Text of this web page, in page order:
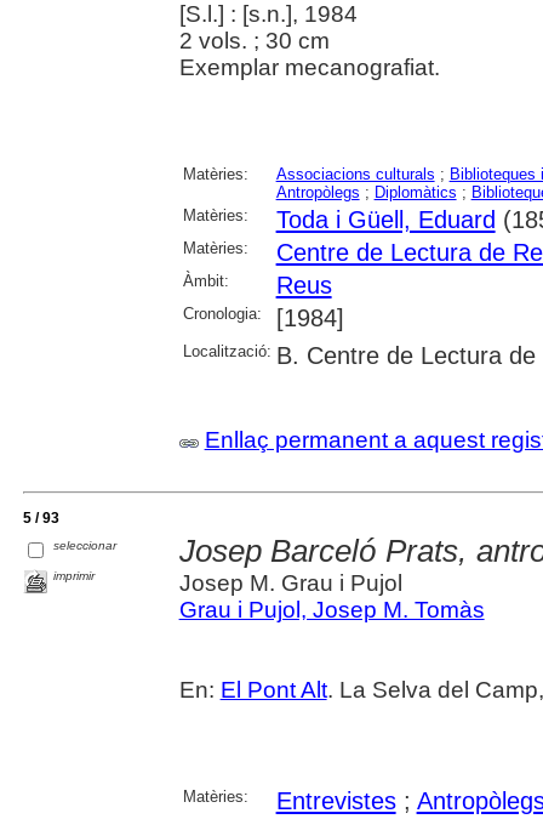
[S.l.] : [s.n.], 1984
2 vols. ; 30 cm
Exemplar mecanografiat.
Matèries: Associacions culturals ; Biblioteques
Antropòlegs ; Diplomàtics ;
Matèries:
Toda i Güell, Eduard
Matèries: Centre de Lectura de
Àmbit: Reus
Cronologia: [1984]
Localització: B. Centre de Lectura de
Enllaç permanent a aquest
5 / 93
seleccionar
imprimir
Josep Barceló Prats,
Josep M. Grau i Pujol
Grau i Pujol, Josep M. Tomàs
En: El Pont Alt. La Selva del
Matèries: Entrevistes;